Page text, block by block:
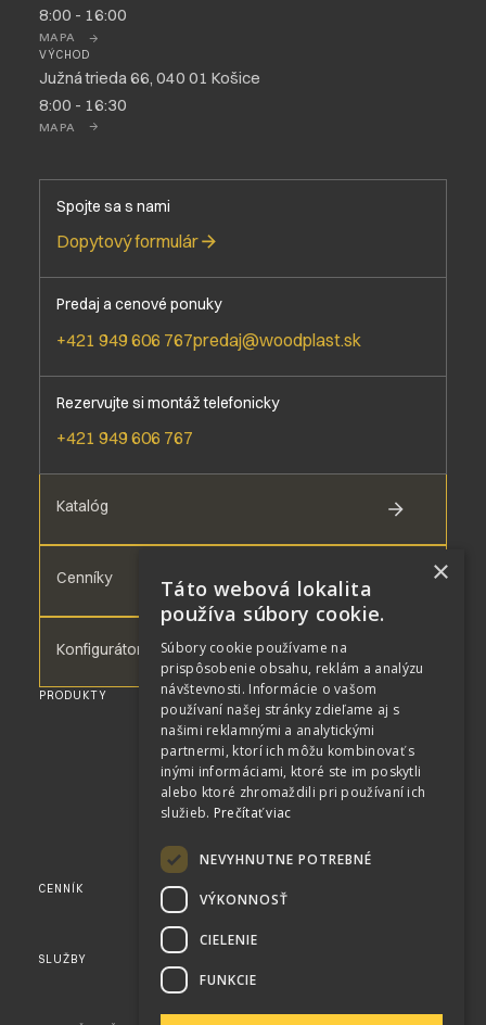
8:00 - 16:00
MAPA
VÝCHOD
Južná trieda 66, 040 01 Košice
8:00 - 16:30
MAPA
Spojte sa s nami
Dopytový formulár
Predaj a cenové ponuky
+421 949 606 767predaj@woodplast.sk
Rezervujte si montáž telefonicky
+421 949 606 767
Katalóg
Cenníky
Konfigurátor
PRODUKTY
WPC DOSKY
WPC TERASA
WPC FASÁDA
WPC PLOTY
WPC TERASA PRE BAZÉN
RENOLIT
PERGOLY
SLNOLAMY
AKUSTICKÉ PANELY
FLEXY PANELY
CENNÍK
KONFIGURÁTOR
KOMPLETNÝ CENNÍK
KATALÓG
VZORKY
SLUŽBY
VIZUALIZÁCIE
PRE DEVELOPEROV
OTÁZKY A ODPOVEDE
×
Táto webová lokalita
používa súbory cookie.
Súbory cookie používame na
prispôsobenie obsahu, reklám a analýzu
návštevnosti. Informácie o vašom
používaní našej stránky zdieľame aj s
našimi reklamnými a analytickými
partnermi, ktorí ich môžu kombinovať s
inými informáciami, ktoré ste im poskytli
alebo ktoré zhromaždili pri používaní ich
služieb. Prečítať viac
NEVYHNUTNE POTREBNÉ
VÝKONNOSŤ
CIELENIE
FUNKCIE